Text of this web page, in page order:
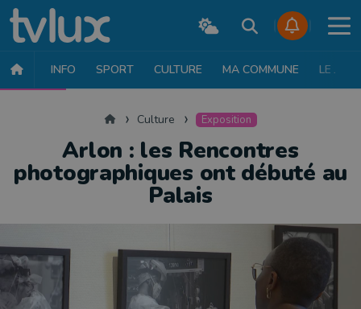
INFO SPORT CULTURE MA COMMUNE LE JT
AccueilCulture Exposition
Arlon : les Rencontres
photographiques ont débuté au
Palais